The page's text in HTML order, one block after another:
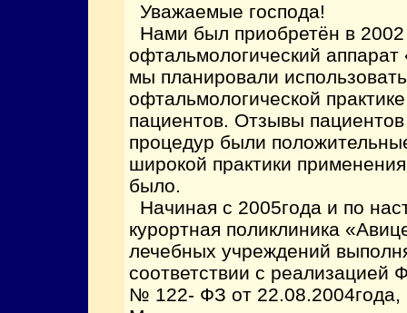
Уважаемые господа!
Нами был приобретён в 2002
офтальмологический аппарат
мы планировали
офтальмологической
пациентов. Отзывы
процедур были
широкой практики
было.
Начиная с 2005года и по
курортная поликлиника
лечебных учреждений
соответствии с реализацией
№ 122- ФЗ от 22.08.2004года,